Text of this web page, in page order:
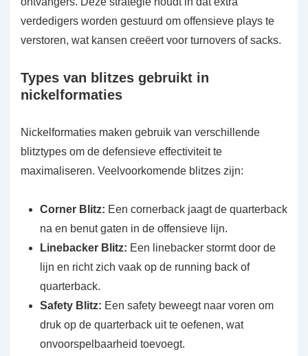
verdedigers worden gestuurd om offensieve plays te
verstoren, wat kansen creëert voor turnovers of sacks.
Types van blitzes gebruikt in
nickelformaties
Nickelformaties maken gebruik van verschillende
blitztypes om de defensieve effectiviteit te
maximaliseren. Veelvoorkomende blitzes zijn:
Corner Blitz: Een cornerback jaagt de quarterback
na en benut gaten in de offensieve lijn.
Linebacker Blitz: Een linebacker stormt door de
lijn en richt zich vaak op de running back of
quarterback.
Safety Blitz: Een safety beweegt naar voren om
druk op de quarterback uit te oefenen, wat
onvoorspelbaarheid toevoegt.